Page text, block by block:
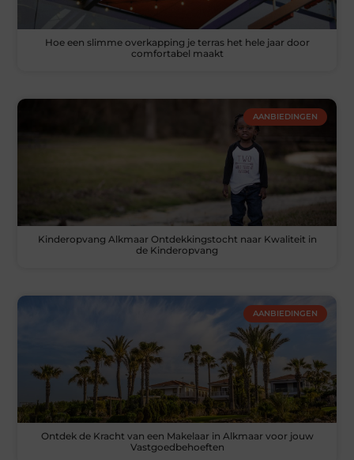
Hoe een slimme overkapping je terras het hele jaar door
comfortabel maakt
AANBIEDINGEN
Kinderopvang Alkmaar Ontdekkingstocht naar Kwaliteit in
de Kinderopvang
AANBIEDINGEN
Ontdek de Kracht van een Makelaar in Alkmaar voor jouw
Vastgoedbehoeften